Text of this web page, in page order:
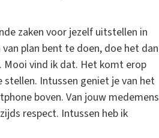
zaken voor jezelf uitstellen in
plan bent te doen, doe het dan
Mooi vind ik dat. Het komt erop
Intussen geniet je van het
boven. Van jouw medemens
respect. Intussen heb ik